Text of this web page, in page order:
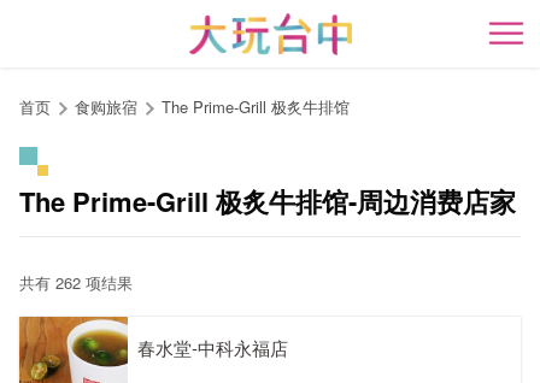
开
首页 食购旅宿 The Prime-Grill 极炙牛排馆
The Prime-Grill 极炙牛排馆-周边消费店家
共有 262 项结果
春水堂-中科永福店